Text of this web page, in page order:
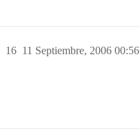
11 Septiembre, 2006 00:56
16